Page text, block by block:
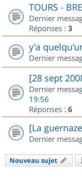
TOURS -
Dernier
Réponses : 3
y'a
Dernier
[28 sept
Dernier
19:56
Réponses : 6
[La
Dernier
Nouveau sujet